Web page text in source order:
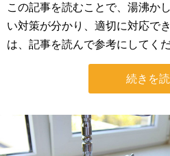
この記事を読むことで、湯沸か
い対策が分かり、適切に対応で
は、記事を読んで参考にしてくだ
続きを